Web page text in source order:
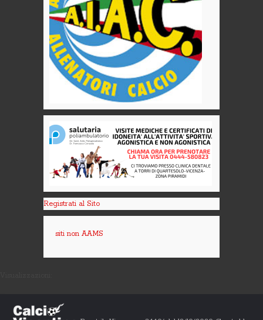
Registrati al Sito
siti non AAMS